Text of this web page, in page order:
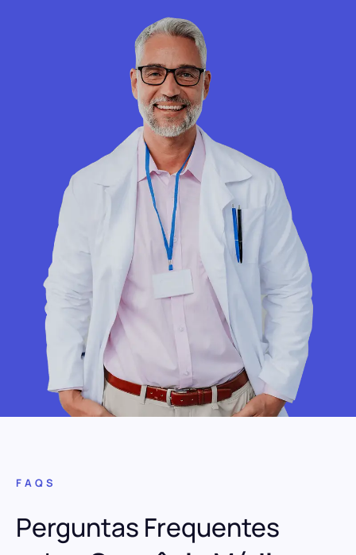
FAQS
Perguntas Frequentes